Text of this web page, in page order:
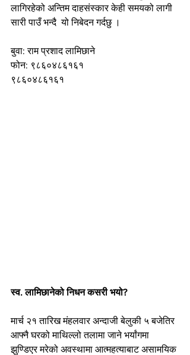
लागिरहेको अन्तिम दाहसंस्कार केही समयको लागी
सारी पाउँ भन्दै  यो निबेदन गर्दछु ।
बुवा: राम प्रशाद लामिछाने
फोन: ९८६०४८६१६१
९८६०४८६१६१
स्व. लामिछानेको निधन कसरी भयो?
मार्च २१ तारिख मंहलवार अन्दाजी बेलुकी ५ बजेतिर
आफ्नै घरको माथिल्लो तलामा जाने भर्यांगमा
झुण्डिएर मरेको अवस्थामा आत्महत्याबाट असामयिक